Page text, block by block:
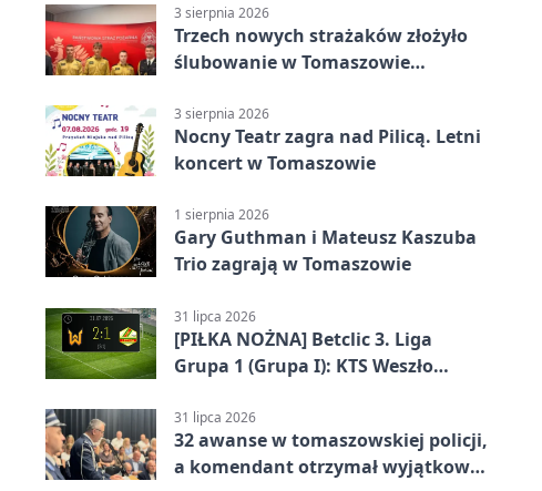
wykonawcy
3 sierpnia 2026
Trzech nowych strażaków złożyło
ślubowanie w Tomaszowie
3 sierpnia 2026
Nocny Teatr zagra nad Pilicą. Letni
koncert w Tomaszowie
1 sierpnia 2026
Gary Guthman i Mateusz Kaszuba
Trio zagrają w Tomaszowie
31 lipca 2026
[PIŁKA NOŻNA] Betclic 3. Liga
Grupa 1 (Grupa I): KTS Weszło
Mazowiecki 2:1
31 lipca 2026
32 awanse w tomaszowskiej policji,
a komendant otrzymał wyjątkowy